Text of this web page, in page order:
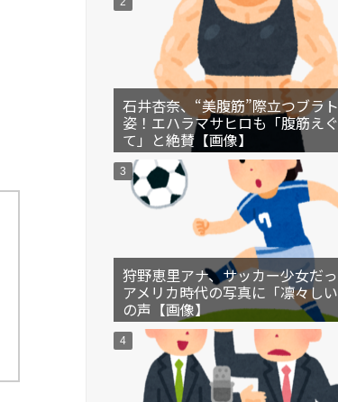
石井杏奈、“美腹筋”際立つブラ
姿！エハラマサヒロも「腹筋え
て」と絶賛【画像】
狩野恵里アナ、サッカー少女だっ
アメリカ時代の写真に「凛々しい
の声【画像】